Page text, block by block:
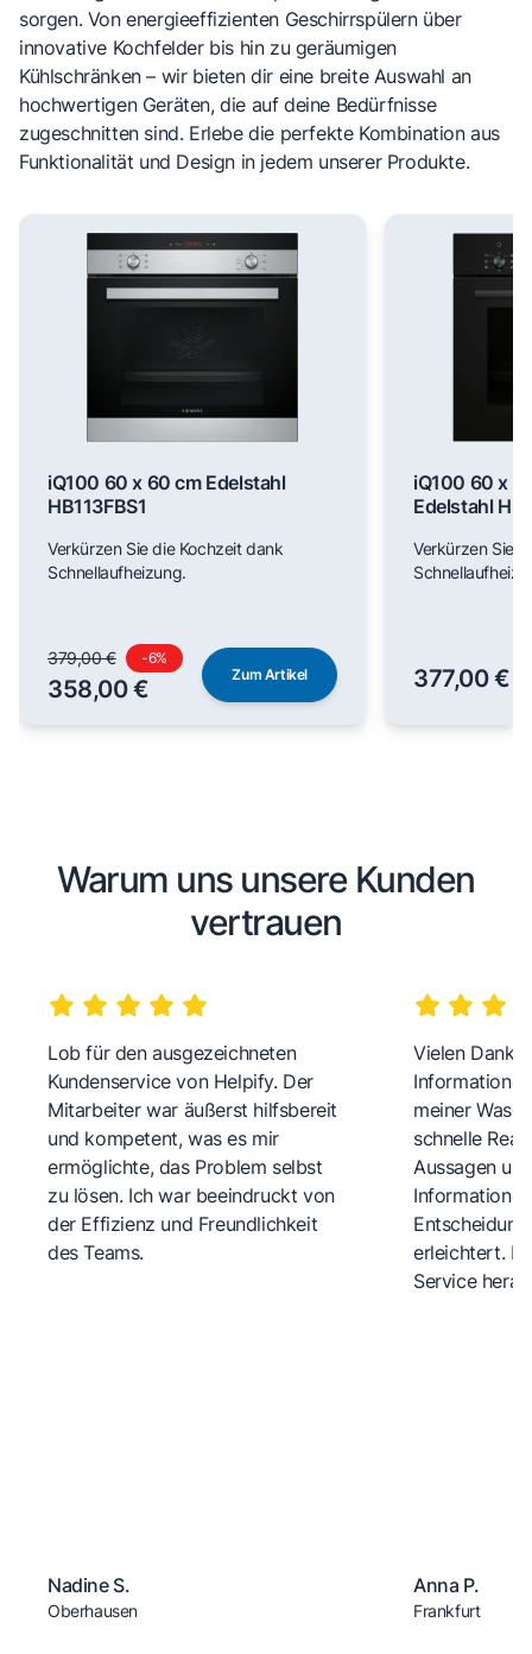
sorgen. Von energieeffizienten Geschirrspülern über
innovative Kochfelder bis hin zu geräumigen
Kühlschränken – wir bieten dir eine breite Auswahl an
hochwertigen Geräten, die auf deine Bedürfnisse
zugeschnitten sind. Erlebe die perfekte Kombination aus
Funktionalität und Design in jedem unserer Produkte.
iQ100 60 x 60 cm Edelstahl
HB113FBS1
Verkürzen Sie die Kochzeit dank
Schnellaufheizung.
379,00 € -6%
358,00 €
Zum Artikel
iQ100 60 x
Edelstahl
Verkürzen Sie
377,00 €
Warum uns unsere Kunden
vertrauen
Lob für den ausgezeichneten
Kundenservice von Helpify. Der
Mitarbeiter war äußerst hilfsbereit
und kompetent, was es mir
ermöglichte, das Problem selbst
zu lösen. Ich war beeindruckt von
der Effizienz und Freundlichkeit
des Teams.
Nadine S.
Oberhausen
Vielen Dank
meiner
schnelle
Aussagen
erleichtert.
Service
Anna P.
Frankfurt